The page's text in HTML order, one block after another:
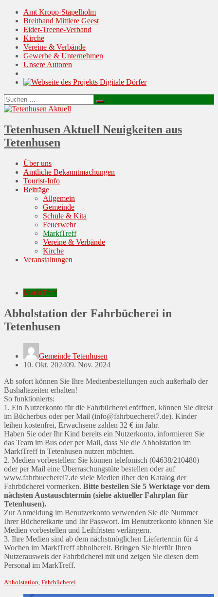
Amt Kropp-Stapelholm
Breitband Mittlere Geest
Eider-Treene-Verband
Kirche
Vereine & Verbände
Gewerbe & Unternehmen
Unsere Autoren
Suchen
nach:
Suchen
Tetenhusen Aktuell Neuigkeiten aus
Tetenhusen
Menu
Skip
content
Über uns
Amtliche Bekanntmachungen
Tourist-Info
Beiträge
Allgemein
Gemeinde
Schule & Kita
Feuerwehr
MarktTreff
Vereine & Verbände
Kirche
Veranstaltungen
MarktTreff
Abholstation der Fahrbücherei in
Tetenhusen
Gemeinde Tetenhusen
Posted
10. Okt. 202409. Nov. 2024
Ab sofort können Sie Ihre Medienbestellungen auch außerhalb der
Bushaltezeiten erhalten!
So funktionierts:
1. Ein Nutzerkonto für die Fahrbücherei eröffnen, können Sie direkt
im Bücherbus oder per Mail (info@fahrbuecherei7.de). Kinder
leihen kostenfrei, Erwachsene zahlen 32 € im Jahr.
Haben Sie oder Ihr Kind bereits ein Nutzerkonto, informieren Sie
das Team im Bus oder per Mail, dass Sie die Abholstation im
MarktTreff in Tetenhusen nutzen möchten.
2. Medien vorbestellen: Sie können telefonisch (04638/210480)
oder per Mail eine Überraschungstüte bestellen oder auf
www.fahrbuecherei7.de viele Medien über den Katalog der
Fahrbücherei vormerken. Bitte bestellen Sie 5 Werktage vor dem
nächsten Austauschtermin (siehe aktueller Fahrplan für
Tetenhusen).
Zur Anmeldung im Benutzerkonto verwenden Sie die Nummer
Ihrer Büchereikarte und Ihr Passwort. Im Benutzerkonto können Sie
Medien vorbestellen und Leihfristen verlängern.
3. Ihre Medien sind ab dem nächstmöglichen Liefertermin für 4
Wochen im MarktTreff abholbereit. Bringen Sie hierfür Ihren
Nutzerausweis der Fahrbücherei mit und zeigen Sie diesen dem
Personal im MarkTreff.
Abholstation Fahrbücherei